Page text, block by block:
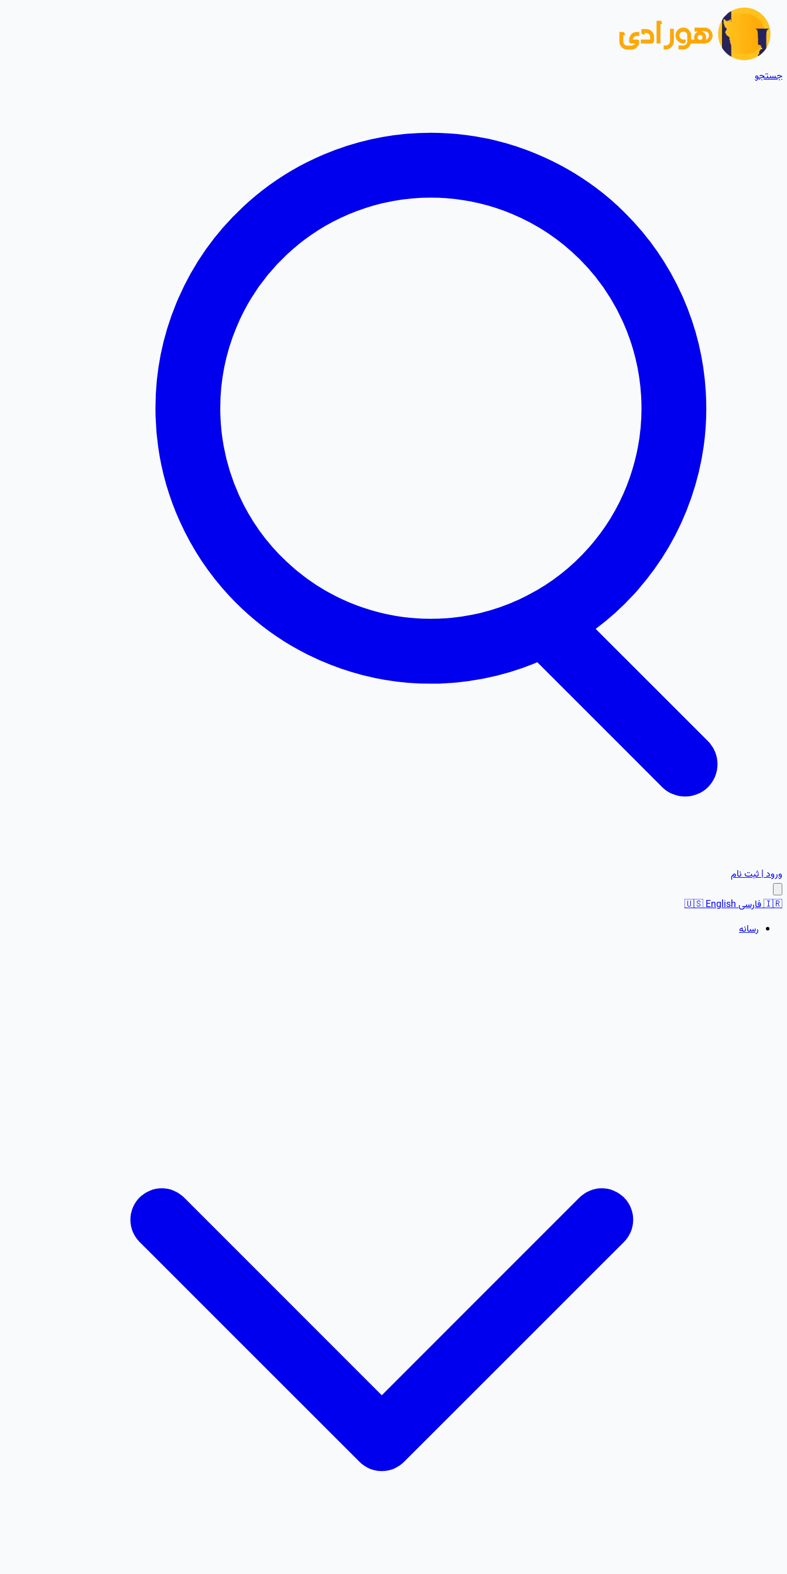
جستجو
ورود | ثبت نام
🇮🇷فارسی 🇺🇸English
رسانه